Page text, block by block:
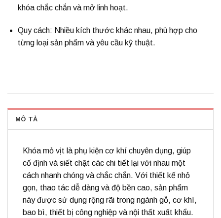
khóa chắc chắn và mở linh hoạt.
Quy cách: Nhiều kích thước khác nhau, phù hợp cho
từng loại sản phẩm và yêu cầu kỹ thuật.
MÔ TẢ
Khóa mỏ vịt là phụ kiện cơ khí chuyên dụng, giúp
cố định và siết chặt các chi tiết lại với nhau một
cách nhanh chóng và chắc chắn. Với thiết kế nhỏ
gọn, thao tác dễ dàng và độ bền cao, sản phẩm
này được sử dụng rộng rãi trong ngành gỗ, cơ khí,
bao bì, thiết bị công nghiệp và nội thất xuất khẩu.